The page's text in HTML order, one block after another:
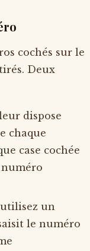
cochés sur le
Deux
dispose
chaque
case cochée
un
le numéro